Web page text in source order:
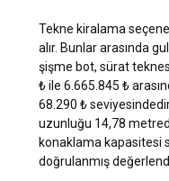
Kiralık tekne ile
değerli hatıralarından
alanınızda, denizin
o eşsiz huzur, şehir
bulamayacağınız bir
bir tatil aktivitesi değil;
zihninizi arındırma
yolculuğudur. Bu,
Tekne kiralama
alır. Bunlar arasında
şişme bot, sürat
₺ ile 6.665.845 ₺
68.290 ₺
uzunluğu 14,78
konaklama kapasitesi
doğrulanmış